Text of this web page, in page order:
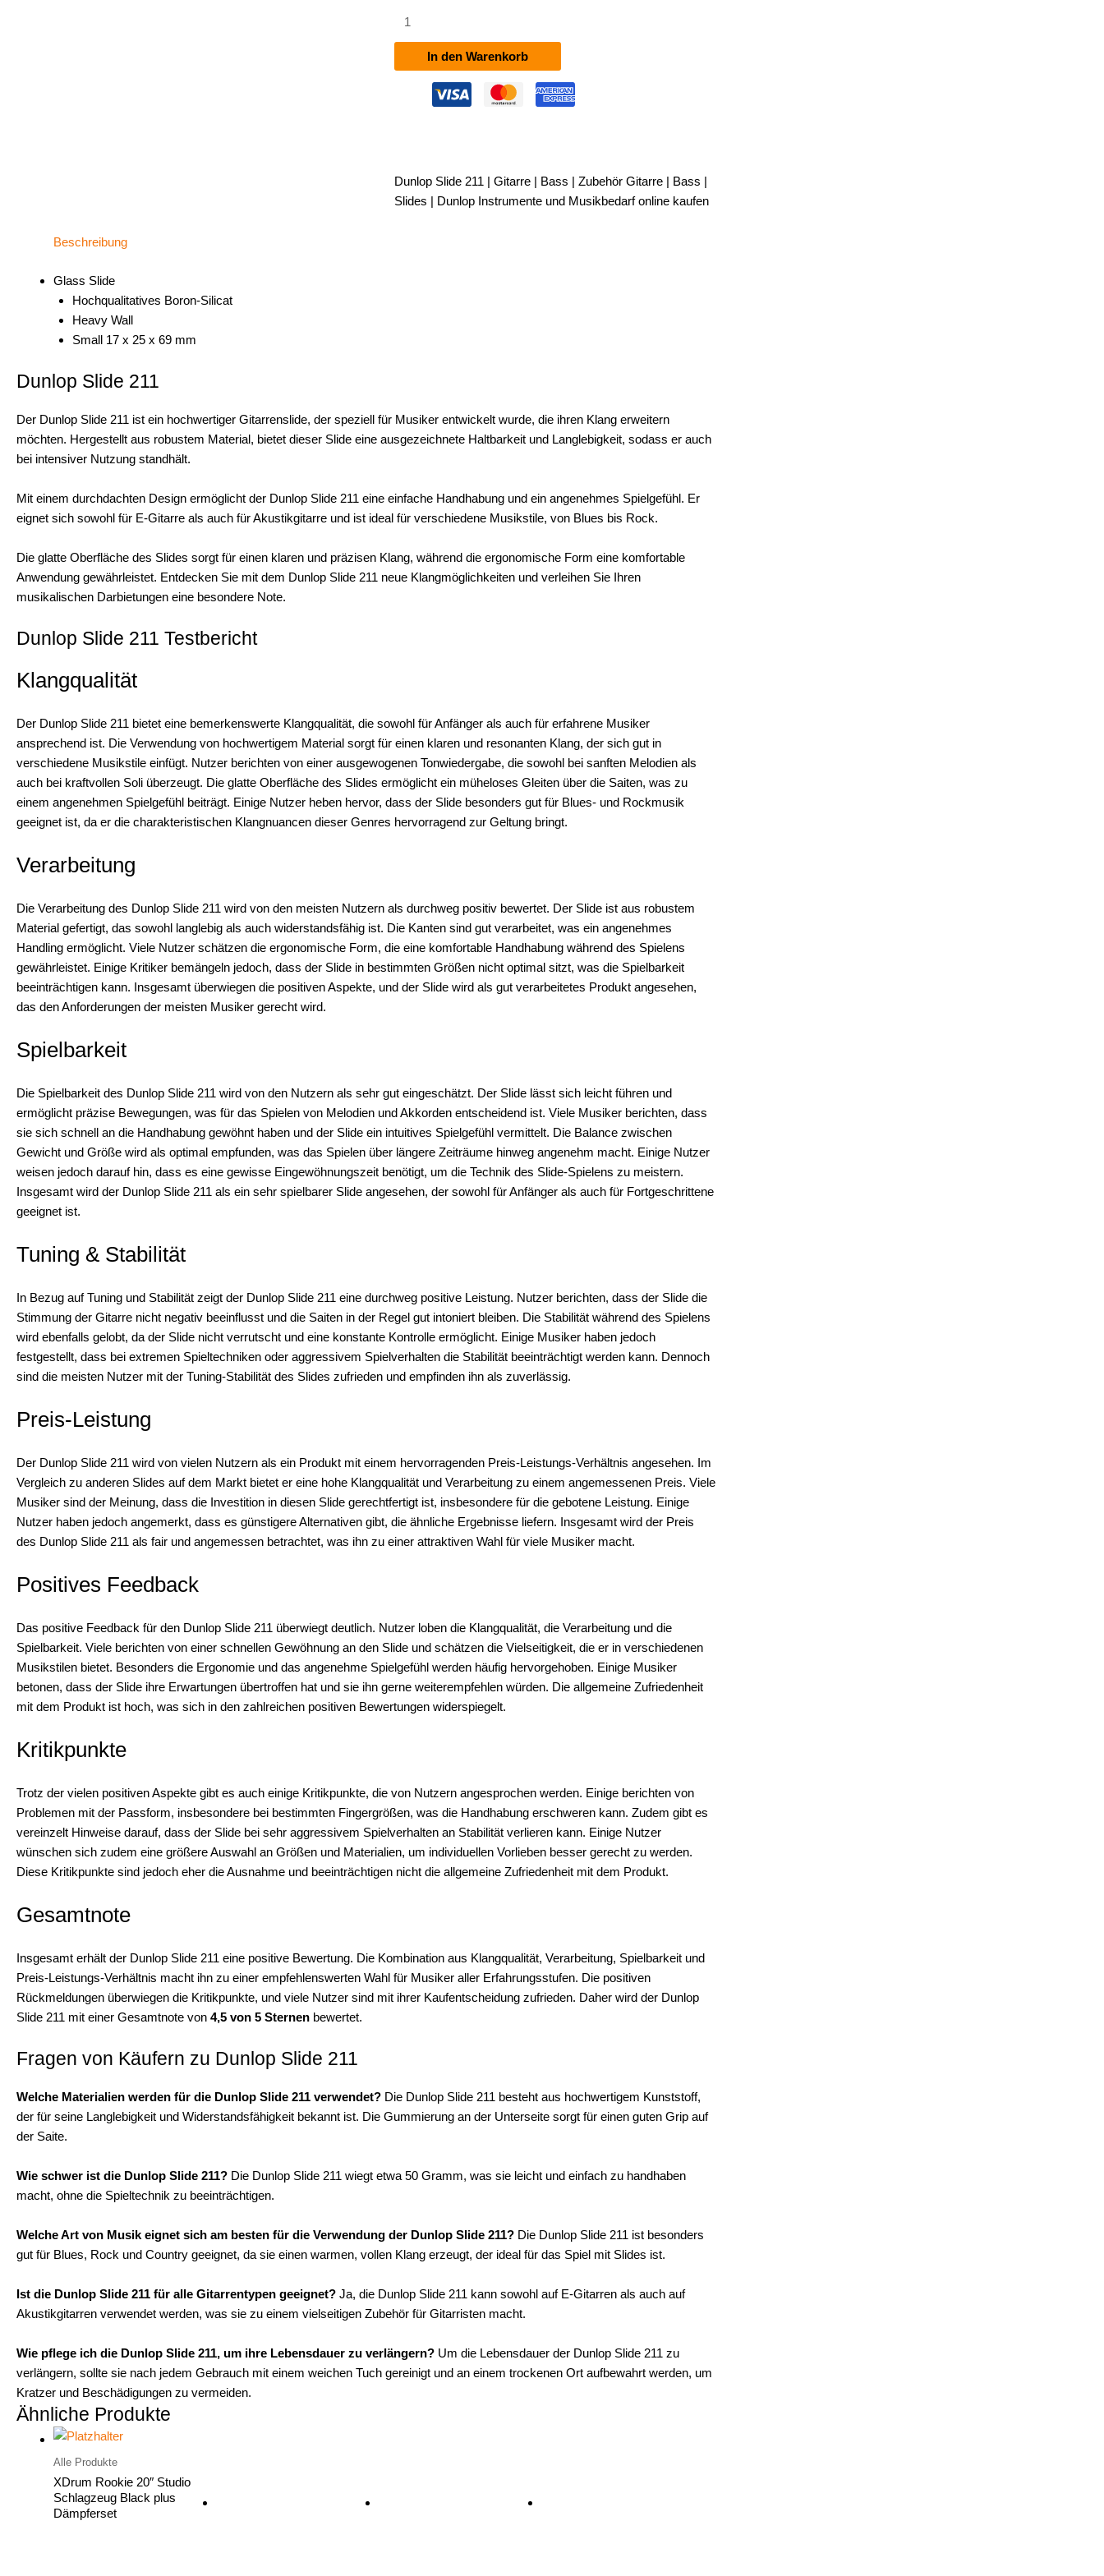
Slide
Menge
In den Warenkorb
Dunlop Slide 211 | Gitarre | Bass | Zubehör Gitarre | Bass |
Slides | Dunlop Instrumente und Musikbedarf online kaufen
Beschreibung
Glass Slide
Hochqualitatives Boron-Silicat
Heavy Wall
Small 17 x 25 x 69 mm
Dunlop Slide 211
Der Dunlop Slide 211 ist ein hochwertiger Gitarrenslide, der speziell für Musiker entwickelt wurde, die ihren Klang erweitern
möchten. Hergestellt aus robustem Material, bietet dieser Slide eine ausgezeichnete Haltbarkeit und Langlebigkeit, sodass er auch
bei intensiver Nutzung standhält.
Mit einem durchdachten Design ermöglicht der Dunlop Slide 211 eine einfache Handhabung und ein angenehmes Spielgefühl. Er
eignet sich sowohl für E-Gitarre als auch für Akustikgitarre und ist ideal für verschiedene Musikstile, von Blues bis Rock.
Die glatte Oberfläche des Slides sorgt für einen klaren und präzisen Klang, während die ergonomische Form eine komfortable
Anwendung gewährleistet. Entdecken Sie mit dem Dunlop Slide 211 neue Klangmöglichkeiten und verleihen Sie Ihren
musikalischen Darbietungen eine besondere Note.
Dunlop Slide 211 Testbericht
Klangqualität
Der Dunlop Slide 211 bietet eine bemerkenswerte Klangqualität, die sowohl für Anfänger als auch für erfahrene Musiker
ansprechend ist. Die Verwendung von hochwertigem Material sorgt für einen klaren und resonanten Klang, der sich gut in
verschiedene Musikstile einfügt. Nutzer berichten von einer ausgewogenen Tonwiedergabe, die sowohl bei sanften Melodien als
auch bei kraftvollen Soli überzeugt. Die glatte Oberfläche des Slides ermöglicht ein müheloses Gleiten über die Saiten, was zu
einem angenehmen Spielgefühl beiträgt. Einige Nutzer heben hervor, dass der Slide besonders gut für Blues- und Rockmusik
geeignet ist, da er die charakteristischen Klangnuancen dieser Genres hervorragend zur Geltung bringt.
Verarbeitung
Die Verarbeitung des Dunlop Slide 211 wird von den meisten Nutzern als durchweg positiv bewertet. Der Slide ist aus robustem
Material gefertigt, das sowohl langlebig als auch widerstandsfähig ist. Die Kanten sind gut verarbeitet, was ein angenehmes
Handling ermöglicht. Viele Nutzer schätzen die ergonomische Form, die eine komfortable Handhabung während des Spielens
gewährleistet. Einige Kritiker bemängeln jedoch, dass der Slide in bestimmten Größen nicht optimal sitzt, was die Spielbarkeit
beeinträchtigen kann. Insgesamt überwiegen die positiven Aspekte, und der Slide wird als gut verarbeitetes Produkt angesehen,
das den Anforderungen der meisten Musiker gerecht wird.
Spielbarkeit
Die Spielbarkeit des Dunlop Slide 211 wird von den Nutzern als sehr gut eingeschätzt. Der Slide lässt sich leicht führen und
ermöglicht präzise Bewegungen, was für das Spielen von Melodien und Akkorden entscheidend ist. Viele Musiker berichten, dass
sie sich schnell an die Handhabung gewöhnt haben und der Slide ein intuitives Spielgefühl vermittelt. Die Balance zwischen
Gewicht und Größe wird als optimal empfunden, was das Spielen über längere Zeiträume hinweg angenehm macht. Einige Nutzer
weisen jedoch darauf hin, dass es eine gewisse Eingewöhnungszeit benötigt, um die Technik des Slide-Spielens zu meistern.
Insgesamt wird der Dunlop Slide 211 als ein sehr spielbarer Slide angesehen, der sowohl für Anfänger als auch für Fortgeschrittene
geeignet ist.
Tuning & Stabilität
In Bezug auf Tuning und Stabilität zeigt der Dunlop Slide 211 eine durchweg positive Leistung. Nutzer berichten, dass der Slide die
Stimmung der Gitarre nicht negativ beeinflusst und die Saiten in der Regel gut intoniert bleiben. Die Stabilität während des Spielens
wird ebenfalls gelobt, da der Slide nicht verrutscht und eine konstante Kontrolle ermöglicht. Einige Musiker haben jedoch
festgestellt, dass bei extremen Spieltechniken oder aggressivem Spielverhalten die Stabilität beeinträchtigt werden kann. Dennoch
sind die meisten Nutzer mit der Tuning-Stabilität des Slides zufrieden und empfinden ihn als zuverlässig.
Preis-Leistung
Der Dunlop Slide 211 wird von vielen Nutzern als ein Produkt mit einem hervorragenden Preis-Leistungs-Verhältnis angesehen. Im
Vergleich zu anderen Slides auf dem Markt bietet er eine hohe Klangqualität und Verarbeitung zu einem angemessenen Preis. Viele
Musiker sind der Meinung, dass die Investition in diesen Slide gerechtfertigt ist, insbesondere für die gebotene Leistung. Einige
Nutzer haben jedoch angemerkt, dass es günstigere Alternativen gibt, die ähnliche Ergebnisse liefern. Insgesamt wird der Preis
des Dunlop Slide 211 als fair und angemessen betrachtet, was ihn zu einer attraktiven Wahl für viele Musiker macht.
Positives Feedback
Das positive Feedback für den Dunlop Slide 211 überwiegt deutlich. Nutzer loben die Klangqualität, die Verarbeitung und die
Spielbarkeit. Viele berichten von einer schnellen Gewöhnung an den Slide und schätzen die Vielseitigkeit, die er in verschiedenen
Musikstilen bietet. Besonders die Ergonomie und das angenehme Spielgefühl werden häufig hervorgehoben. Einige Musiker
betonen, dass der Slide ihre Erwartungen übertroffen hat und sie ihn gerne weiterempfehlen würden. Die allgemeine Zufriedenheit
mit dem Produkt ist hoch, was sich in den zahlreichen positiven Bewertungen widerspiegelt.
Kritikpunkte
Trotz der vielen positiven Aspekte gibt es auch einige Kritikpunkte, die von Nutzern angesprochen werden. Einige berichten von
Problemen mit der Passform, insbesondere bei bestimmten Fingergrößen, was die Handhabung erschweren kann. Zudem gibt es
vereinzelt Hinweise darauf, dass der Slide bei sehr aggressivem Spielverhalten an Stabilität verlieren kann. Einige Nutzer
wünschen sich zudem eine größere Auswahl an Größen und Materialien, um individuellen Vorlieben besser gerecht zu werden.
Diese Kritikpunkte sind jedoch eher die Ausnahme und beeinträchtigen nicht die allgemeine Zufriedenheit mit dem Produkt.
Gesamtnote
Insgesamt erhält der Dunlop Slide 211 eine positive Bewertung. Die Kombination aus Klangqualität, Verarbeitung, Spielbarkeit und
Preis-Leistungs-Verhältnis macht ihn zu einer empfehlenswerten Wahl für Musiker aller Erfahrungsstufen. Die positiven
Rückmeldungen überwiegen die Kritikpunkte, und viele Nutzer sind mit ihrer Kaufentscheidung zufrieden. Daher wird der Dunlop
Slide 211 mit einer Gesamtnote von 4,5 von 5 Sternen bewertet.
Fragen von Käufern zu Dunlop Slide 211
Welche Materialien werden für die Dunlop Slide 211 verwendet? Die Dunlop Slide 211 besteht aus hochwertigem Kunststoff,
der für seine Langlebigkeit und Widerstandsfähigkeit bekannt ist. Die Gummierung an der Unterseite sorgt für einen guten Grip auf
der Saite.
Wie schwer ist die Dunlop Slide 211? Die Dunlop Slide 211 wiegt etwa 50 Gramm, was sie leicht und einfach zu handhaben
macht, ohne die Spieltechnik zu beeinträchtigen.
Welche Art von Musik eignet sich am besten für die Verwendung der Dunlop Slide 211? Die Dunlop Slide 211 ist besonders
gut für Blues, Rock und Country geeignet, da sie einen warmen, vollen Klang erzeugt, der ideal für das Spiel mit Slides ist.
Ist die Dunlop Slide 211 für alle Gitarrentypen geeignet? Ja, die Dunlop Slide 211 kann sowohl auf E-Gitarren als auch auf
Akustikgitarren verwendet werden, was sie zu einem vielseitigen Zubehör für Gitarristen macht.
Wie pflege ich die Dunlop Slide 211, um ihre Lebensdauer zu verlängern? Um die Lebensdauer der Dunlop Slide 211 zu
verlängern, sollte sie nach jedem Gebrauch mit einem weichen Tuch gereinigt und an einem trockenen Ort aufbewahrt werden, um
Kratzer und Beschädigungen zu vermeiden.
Ähnliche Produkte
Alle Produkte
XDrum Rookie 20″ Studio
Schlagzeug Black plus
Dämpferset